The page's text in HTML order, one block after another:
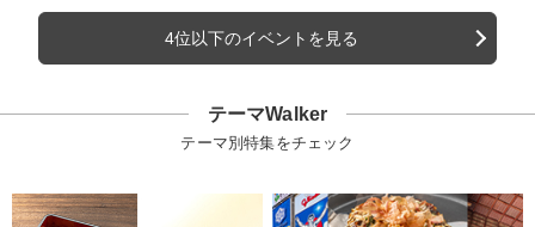
4位以下のイベントを見る
テーマWalker
テーマ別特集をチェック